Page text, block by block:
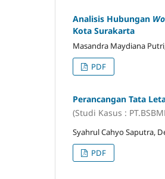
Analisis Hubungan
Kota Surakarta
Masandra Maydiana
PDF
Perancangan Tata
(Studi Kasus :
Syahrul Cahyo Saputra,
PDF